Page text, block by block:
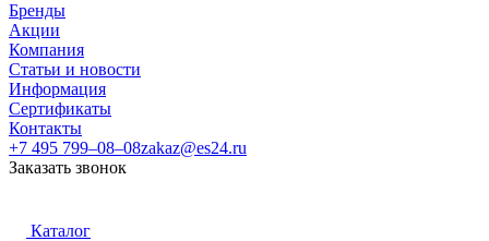
Бренды
Акции
Компания
Статьи и новости
Информация
Сертификаты
Контакты
+7 495 799–08–08zakaz@es24.ru
Заказать звонок
Каталог